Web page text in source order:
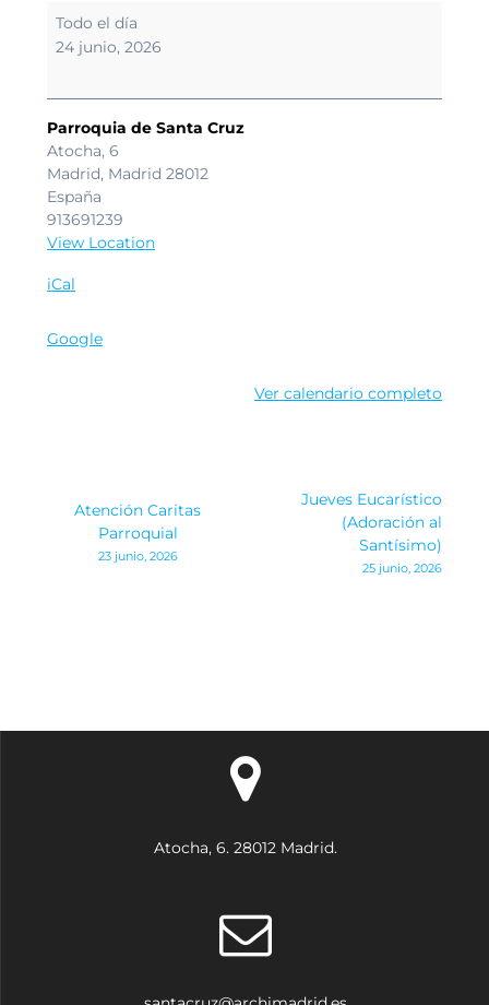
Miércoles
de
San
Todo el día
24 junio, 2026
Parroquia de Santa Cruz
Atocha, 6
Madrid, Madrid 28012
España
913691239
View Location
iCal
Google
Ver calendario completo
entradas
Atención Caritas
Parroquial
23 junio, 2026
Jueves Eucarístico
(Adoración al
Santísimo)
25 junio, 2026
Atocha, 6. 28012 Madrid.